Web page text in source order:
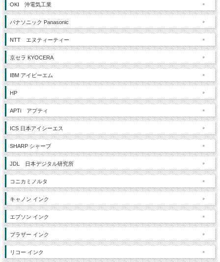
OKI 沖電気工業
パナソニック Panasonic
NTT エヌティーティー
京セラ KYOCERA
IBM アイビーエム
HP
APTi アプティ
ICS 日本アイシーエス
SHARP シャープ
JDL 日本デジタル研究所
コニカミノルタ
キャノン インク
エプソン インク
ブラザー インク
リコー インク